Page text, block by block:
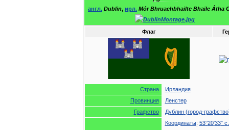
англ. Dublin, ирл. Mór Bhruachbhailte Bhaile Átha
Флаг
Страна
Ирландия
Провинция
Ленстер
Графство
Дублин(город-графство
Координаты: 53°20′33″ с